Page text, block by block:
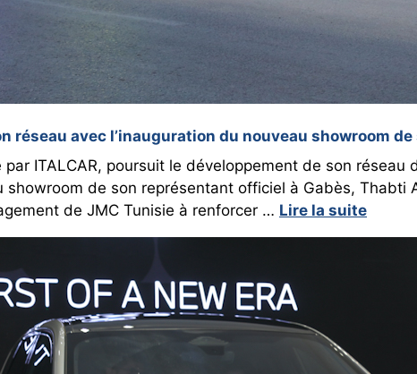
réseau avec l’inauguration du nouveau showroom
par ITALCAR, poursuit le développement de son réseau
showroom de son représentant officiel à Gabès, Thabti
de JMC Tunisie à renforcer … Lire la suite